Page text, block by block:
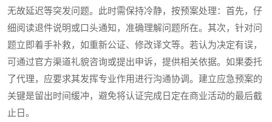
无故延迟等突发问题。此时需保持冷静，按预案处理：首先，仔
细阅读退件说明或口头通知，准确理解问题所在。其次，针对问
题立即着手补救，如重新公证、修改译文等。若认为决定有误，
可通过官方渠道礼貌咨询或提出申诉，提供相关依据。如果委托
了代理，应要求其发挥专业作用进行沟通协调。建立应急预案的
关键是留出时间缓冲，避免将认证完成日定在商业活动的最后截
止日。